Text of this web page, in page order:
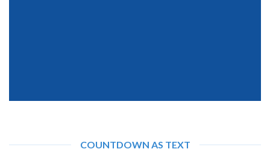
COUNTDOWN AS TEXT